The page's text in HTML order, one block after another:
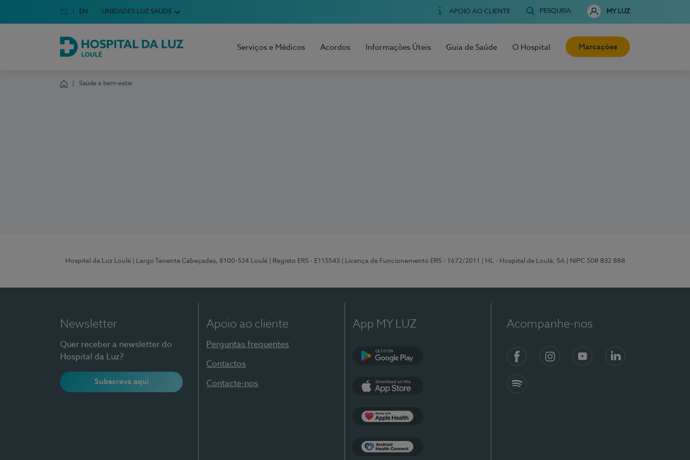
Escolha o seu idioma
Idioma em Português
PT English Language
EN UNIDADES LUZ SAÚDE APOIO AO CLIENTE PESQUISA MY LUZ
Hospital da Luz Loulé
Serviços e Médicos Acordos Informações Úteis Guia de Saúde O Hospital Marcações
Saúde e bem-estar
Hospital da Luz Loulé | Largo Tenente Cabeçadas, 8100-524 Loulé | Registo ERS - E115543 | Licença de Funcionamento ERS - 1672/2011 | HL - Hospital de Loulé, SA | NIPC 508 832 888
Newsletter
Quer receber a newsletter do
Hospital da Luz?
Subscreva aqui
Apoio ao cliente
Perguntas frequentes
Contactos
Contacte-nos
App MY LUZ Acompanhe-nos